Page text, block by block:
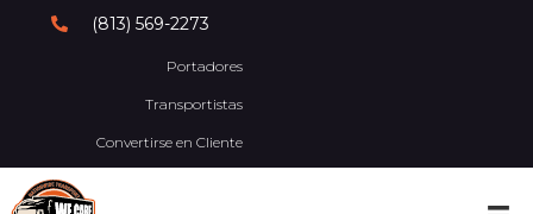
(813) 569-2273
Portadores
Transportistas
Convertirse en Cliente